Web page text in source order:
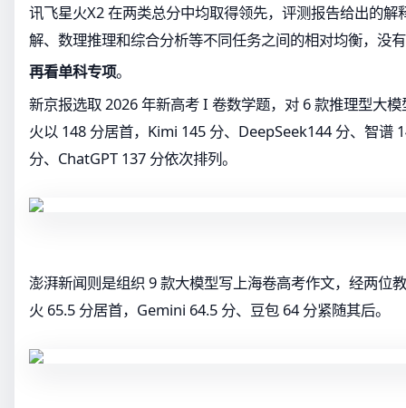
讯飞星火X2 在两类总分中均取得领先，评测报告给出的解
解、数理推理和综合分析等不同任务之间的相对均衡，没
再看单科专项。
新京报选取 2026 年新高考 I 卷数学题，对 6 款推理型大
火以 148 分居首，Kimi 145 分、DeepSeek144 分、智谱
分、ChatGPT 137 分依次排列。
澎湃新闻则是组织 9 款大模型写上海卷高考作文，经两位
火 65.5 分居首，Gemini 64.5 分、豆包 64 分紧随其后。